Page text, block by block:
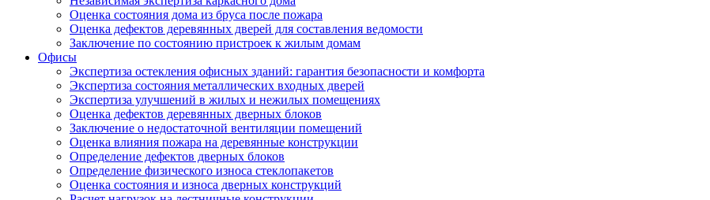
Оценка состояния дома из бруса после пожара
Оценка дефектов деревянных дверей для составления ведомости
Заключение по состоянию пристроек к жилым домам
Офисы
Экспертиза остекления офисных зданий: гарантия безопасности и комфорта
Экспертиза состояния металлических входных дверей
Экспертиза улучшений в жилых и нежилых помещениях
Оценка дефектов деревянных дверных блоков
Заключение о недостаточной вентиляции помещений
Оценка влияния пожара на деревянные конструкции
Определение дефектов дверных блоков
Определение физического износа стеклопакетов
Оценка состояния и износа дверных конструкций